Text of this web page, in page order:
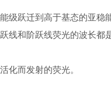
跃迁到高于基态的亚稳
和阶跃线荧光的波长都
而发射的荧光。